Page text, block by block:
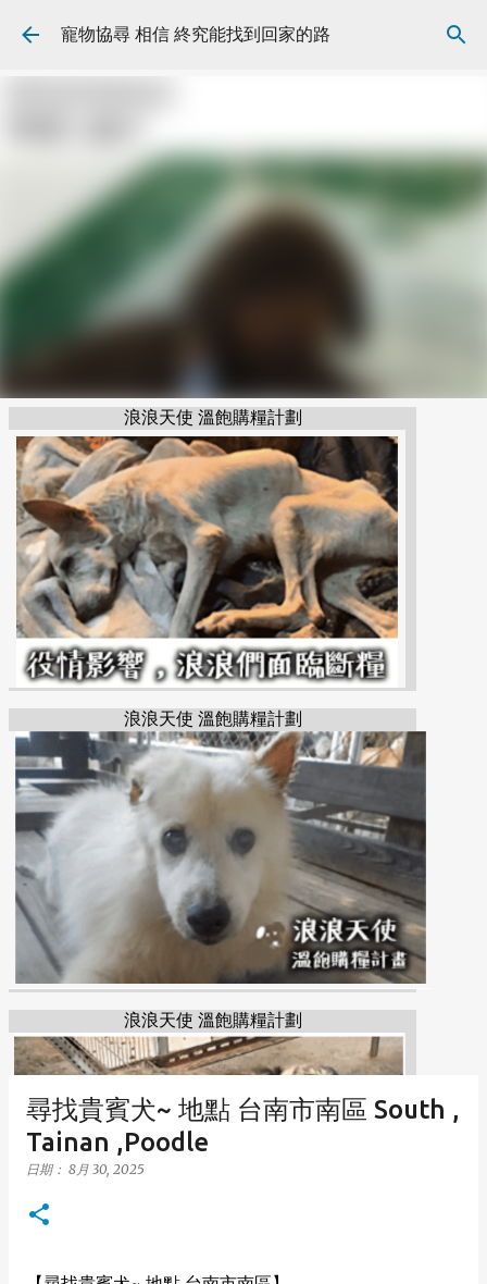
跳到主要內容
寵物協尋 相信 終究能找到回家的路
浪浪天使 溫飽購糧計劃
浪浪天使 溫飽購糧計劃
浪浪天使 溫飽購糧計劃
尋找貴賓犬~ 地點 台南市南區 South ,
Tainan ,Poodle
日期： 8月 30, 2025